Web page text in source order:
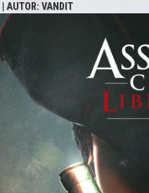
| AUTOR:VANDIT